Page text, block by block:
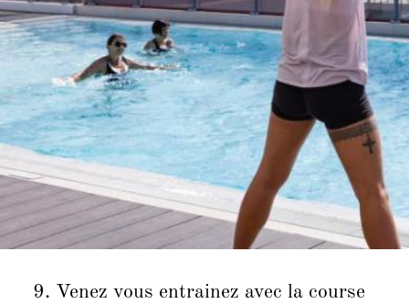
9. Venez vous entrainez avec la course